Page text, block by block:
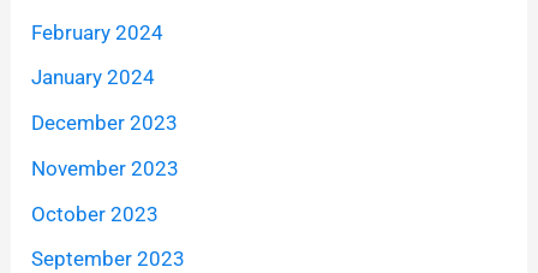
February 2024
January 2024
December 2023
November 2023
October 2023
September 2023